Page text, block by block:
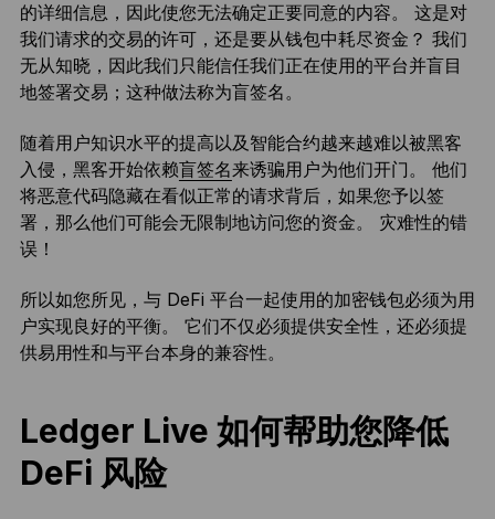
的详细信息，因此使您无法确定正要同意的内容。 这是对
我们请求的交易的许可，还是要从钱包中耗尽资金？ 我们
无从知晓，因此我们只能信任我们正在使用的平台并盲目
地签署交易；这种做法称为盲签名。
随着用户知识水平的提高以及智能合约越来越难以被黑客
入侵，黑客开始依赖盲签名来诱骗用户为他们开门。 他们
将恶意代码隐藏在看似正常的请求背后，如果您予以签
署，那么他们可能会无限制地访问您的资金。 灾难性的错
误！
所以如您所见，与 DeFi 平台一起使用的加密钱包必须为用
户实现良好的平衡。 它们不仅必须提供安全性，还必须提
供易用性和与平台本身的兼容性。
Ledger Live 如何帮助您降低
DeFi 风险